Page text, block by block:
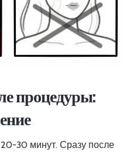
процедуры:
30 минут. Сразу после